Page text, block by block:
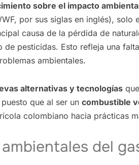
sobre el impacto
por sus siglas en inglés), solo
causa de la pérdida de
de pesticidas. Esto refleja una
ambientales.
alternativas y tecnologías
que al ser un combustible
colombiano hacia prácticas
del